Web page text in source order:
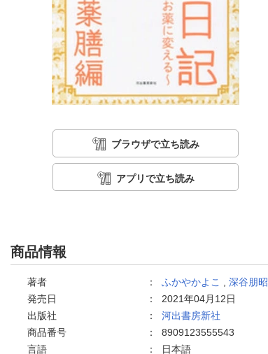
ブラウザで立ち読み
アプリで立ち読み
商品情報
著者 ： ふかやかよこ
深谷朋昭
発売日
： 2021年04月12日
出版社
： 河出書房新社
商品番号
： 8909123555543
言語
：
日本語